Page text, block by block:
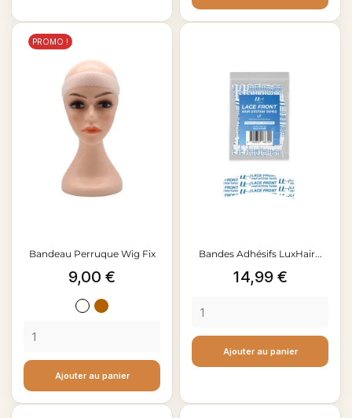
Bandeau Perruque Wig Fix
Prix
9,00 €
BlancMarron
Ajouter au panier
PROMO !
Bandes Adhésifs LuxHair...
Prix
14,99 €
Ajouter au panier